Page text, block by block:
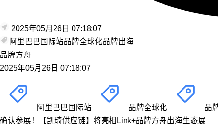
2025年05月26日 07:18:07
阿里巴巴国际站品牌全球化品牌出海
品牌方舟
2025年05月26日 07:18:07
阿里巴巴国际站 品牌全球化
品
确认参展！【凯琦供应链】将亮相Link+品牌方舟出海生态展